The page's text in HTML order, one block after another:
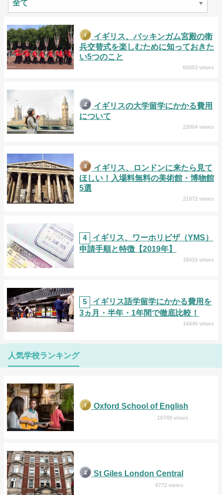
イギリス、バッキンガム宮殿の衛
兵交替式を楽しむために知っておきた
い5つのこと
65553 views
イギリスの大学留学にかかる費用
について
22004 views
イギリス、ロンドンに来たら見て
ほしい！入場料無料の美術館・博物館
5選
21072 views
4
イギリス、ワーホリビザ（YMS）
申請手順と特徴【2019年】
18415 views
5
イギリス語学留学にかかる費用を
3ヵ月・半年・1年間で徹底比較！
14445 views
人気学校ランキング
Oxford School of English
10749 views
St Giles London Central
9772 views